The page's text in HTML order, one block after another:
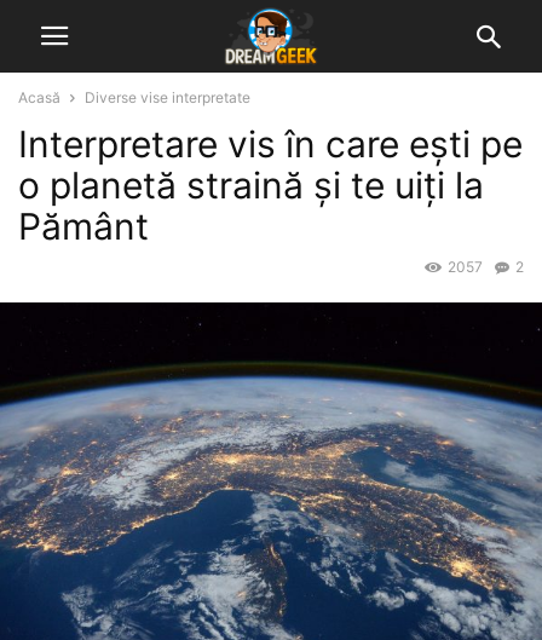
Acasă Diverse vise interpretate
Interpretare vis în care ești pe
o planetă straină și te uiți la
Pământ
2
2057